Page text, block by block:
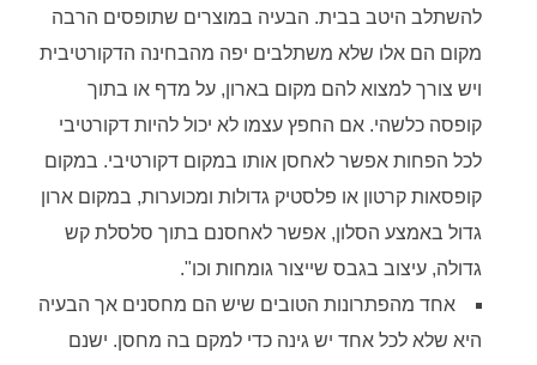
להשתלב היטב בבית. הבעיה במוצרים שתופסים הרבה
מקום הם אלו שלא משתלבים יפה מהבחינה הדקורטיבית
ויש צורך למצוא להם מקום בארון, על מדף או בתוך
קופסה כלשהי. אם החפץ עצמו לא יכול להיות דקורטיבי
לכל הפחות אפשר לאחסן אותו במקום דקורטיבי. במקום
קופסאות קרטון או פלסטיק גדולות ומכוערות, במקום ארון
גדול באמצע הסלון, אפשר לאחסנם בתוך סלסלת קש
גדולה, עיצוב בגבס שייצור גומחות וכו".
אחד מהפתרונות הטובים שיש הם מחסנים אך הבעיה
היא שלא לכל אחד יש גינה כדי למקם בה מחסן. ישנם